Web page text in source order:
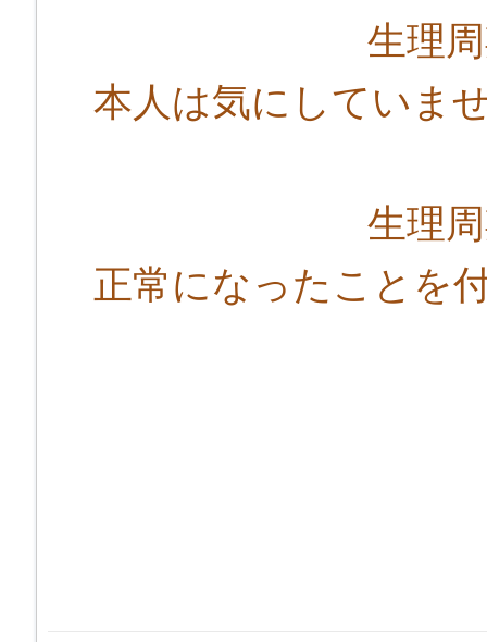
生理周期が短
本人は気にしていま
生理周期は28
正常になったことを